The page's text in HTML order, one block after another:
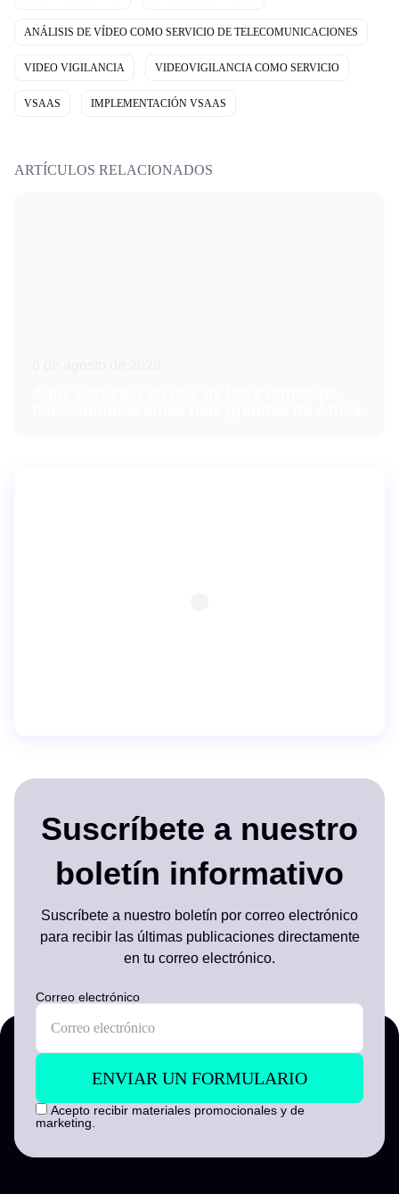
ANÁLISIS DE VÍDEO COMO SERVICIO DE TELECOMUNICACIONES
VIDEO VIGILANCIA VIDEOVIGILANCIA COMO SERVICIO
VSAAS IMPLEMENTACIÓN VSAAS
ARTÍCULOS RELACIONADOS
Suscríbete a nuestro
boletín informativo
Suscríbete a nuestro boletín por correo electrónico
para recibir las últimas publicaciones directamente
en tu correo electrónico.
Correo electrónico
Acepto recibir materiales promocionales y de
marketing.